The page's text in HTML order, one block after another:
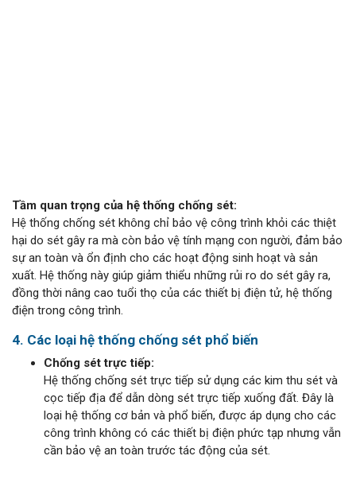
Tầm quan trọng của hệ thống chống sét:
Hệ thống chống sét không chỉ bảo vệ công trình khỏi các thiệt
hại do sét gây ra mà còn bảo vệ tính mạng con người, đảm bảo
sự an toàn và ổn định cho các hoạt động sinh hoạt và sản
xuất. Hệ thống này giúp giảm thiểu những rủi ro do sét gây ra,
đồng thời nâng cao tuổi thọ của các thiết bị điện tử, hệ thống
điện trong công trình.
4. Các loại hệ thống chống sét phổ biến
Chống sét trực tiếp:
Hệ thống chống sét trực tiếp sử dụng các kim thu sét và
cọc tiếp địa để dẫn dòng sét trực tiếp xuống đất. Đây là
loại hệ thống cơ bản và phổ biến, được áp dụng cho các
công trình không có các thiết bị điện phức tạp nhưng vẫn
cần bảo vệ an toàn trước tác động của sét.